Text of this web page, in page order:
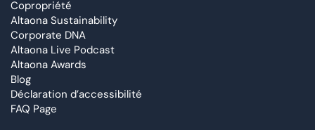
Copropriété
Altaona Sustainability
Corporate DNA
Altaona Live Podcast
Altaona Awards
Blog
Déclaration d’accessibilité
FAQ Page